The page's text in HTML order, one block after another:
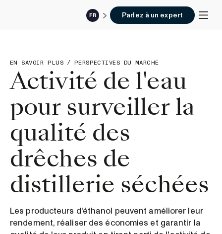
FR Parlez à un expert
EN SAVOIR PLUS / PERSPECTIVES DU MARCHÉ
Activité de l'eau
pour surveiller la
qualité des
drêches de
distillerie séchées
Les producteurs d'éthanol peuvent améliorer leur
rendement, réaliser des économies et garantir la